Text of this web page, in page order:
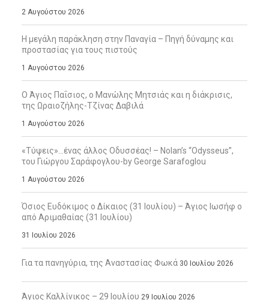
2 Αυγούστου 2026
Η μεγάλη παράκληση στην Παναγία – Πηγή δύναμης και
προστασίας για τους πιστούς
1 Αυγούστου 2026
Ο Άγιος Παΐσιος, ο Μανώλης Μητσιάς και η διάκρισις,
της Ωραιοζήλης-Τζίνας Δαβιλά
1 Αυγούστου 2026
«Τύψεις»…ένας άλλος Οδυσσέας! – Nolan’s “Odysseus”,
του Γιώργου Σαράφογλου-by George Sarafoglou
1 Αυγούστου 2026
Όσιος Ευδόκιμος ο Δίκαιος (31 Ιουλίου) – Άγιος Ιωσήφ ο
από Αριμαθαίας (31 Ιουλίου)
31 Ιουλίου 2026
Για τα πανηγύρια, της Αναστασίας Φωκά 30 Ιουλίου 2026
Άγιος Καλλίνικος – 29 Ιουλίου 29 Ιουλίου 2026